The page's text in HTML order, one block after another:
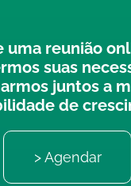
uma reunião
suas
juntos a
de
> Agendar